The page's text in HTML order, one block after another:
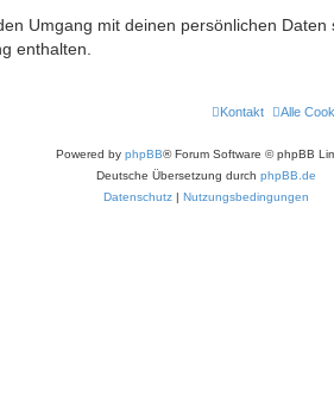
Umgang mit deinen persönlichen Daten
enthalten.
Alle
Kontakt
Powered by phpBB® Forum Software © phpBB
Deutsche Übersetzung durch phpBB.de
Datenschutz | Nutzungsbedingungen